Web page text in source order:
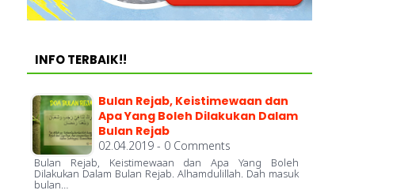
INFO TERBAIK!!
Bulan Rejab, Keistimewaan dan
Apa Yang Boleh Dilakukan Dalam
Bulan Rejab
02.04.2019 - 0 Comments
Bulan Rejab, Keistimewaan dan Apa Yang Boleh
Dilakukan Dalam Bulan Rejab. Alhamdulillah. Dah masuk
bulan…